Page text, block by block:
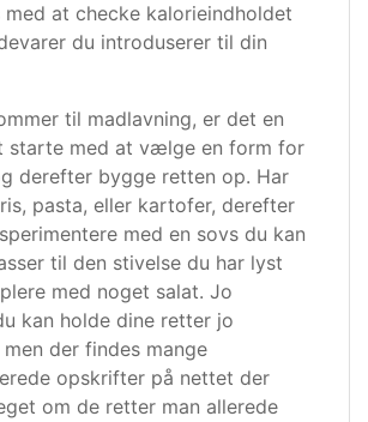
at checke kalorieindholdet
du introduserer til din
til madlavning, er det en
starte med at vælge en form for
derefter bygge retten op. Har
pasta, eller kartofer, derefter
med en sovs du kan
til den stivelse du har lyst
med noget salat. Jo
kan holde dine retter jo
men der findes mange
opskrifter på nettet der
om de retter man allerede